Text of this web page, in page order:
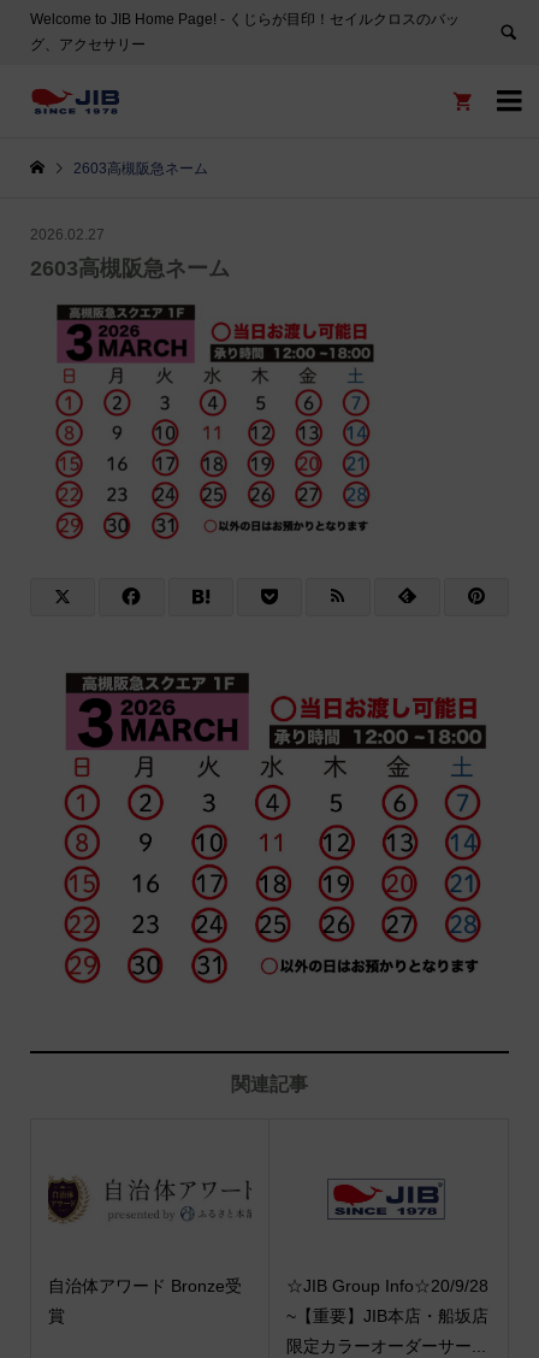
Welcome to JIB Home Page! ‐ くじらが目印！セイルクロスのバッ
グ、アクセサリー


2603高槻阪急ネーム
2026.02.27
2603高槻阪急ネーム
関連記事
自治体アワード Bronze受
賞
☆JIB Group Info☆20/9/28
~【重要】JIB本店・船坂店
限定カラーオーダーサー...